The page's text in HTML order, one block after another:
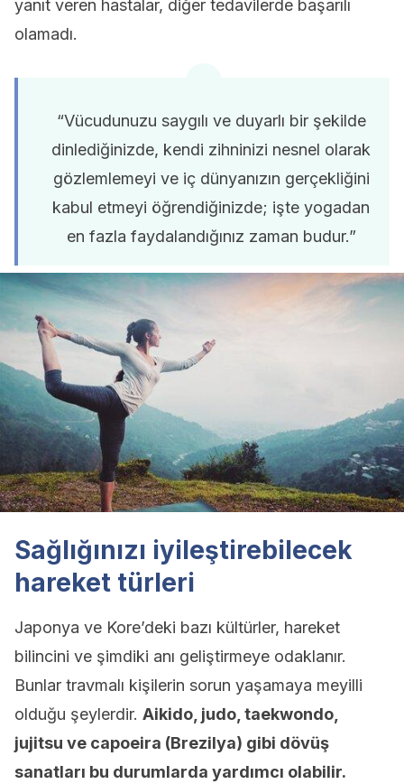
yanıt veren hastalar, diğer tedavilerde başarılı
olamadı.
“Vücudunuzu saygılı ve duyarlı bir şekilde
dinlediğinizde, kendi zihninizi nesnel olarak
gözlemlemeyi ve iç dünyanızın gerçekliğini
kabul etmeyi öğrendiğinizde; işte yogadan
en fazla faydalandığınız zaman budur.”
Sağlığınızı iyileştirebilecek
hareket türleri
Japonya ve Kore’deki bazı kültürler, hareket
bilincini ve şimdiki anı geliştirmeye odaklanır.
Bunlar travmalı kişilerin sorun yaşamaya meyilli
olduğu şeylerdir. Aikido, judo, taekwondo,
jujitsu ve capoeira (Brezilya) gibi dövüş
sanatları bu durumlarda yardımcı olabilir.